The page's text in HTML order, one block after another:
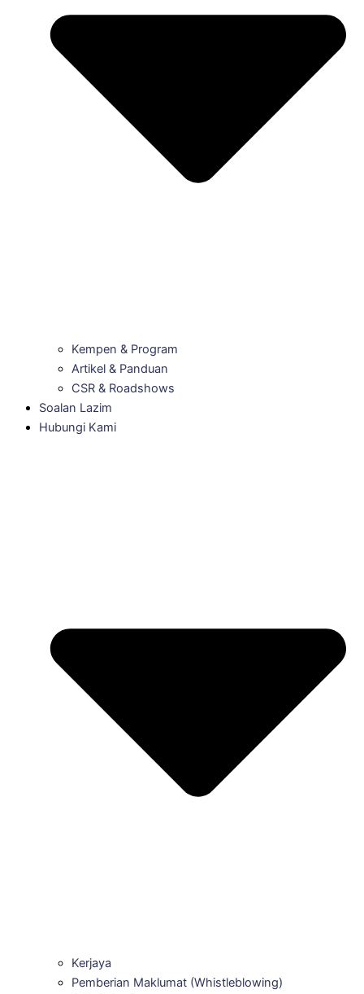
Kempen & Program
Artikel & Panduan
CSR & Roadshows
Soalan Lazim
Hubungi Kami
Kerjaya
Pemberian Maklumat (Whistleblowing)